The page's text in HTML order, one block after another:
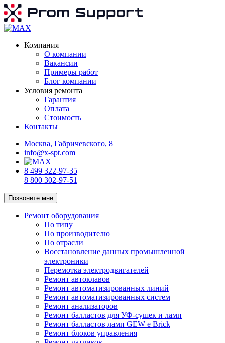
Компания
О компании
Вакансии
Примеры работ
Блог компании
Условия ремонта
Гарантия
Оплата
Стоимость
Контакты
Москва, Габричевского, 8
info@x-spt.com
8 499 322-97-35
8 800 302-97-51
Позвоните мне
Ремонт оборудования
По типу
По производителю
По отрасли
Восстановление данных промышленной
электроники
Перемотка электродвигателей
Ремонт автоклавов
Ремонт автоматизированных линий
Ремонт автоматизированных систем
Ремонт анализаторов
Ремонт балластов для УФ-сушек и ламп
Ремонт балластов ламп GEW e Brick
Ремонт блоков управления